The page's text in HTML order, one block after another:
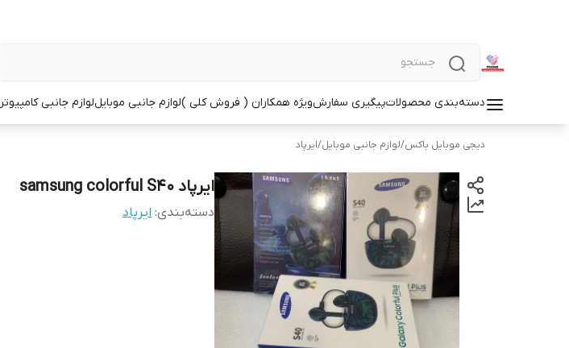
دسته‌بندی محصولاتپیگیری سفارشویژه همکاران ( فروش کلی )لوازم جانبی موبایللوازم جانبی کامپیوتر
دیجی موبایل باکس/لوازم جانبی موبایل/ایرپاد
ایرپاد samsung colorful S40
دسته‌بندی: ایرپاد